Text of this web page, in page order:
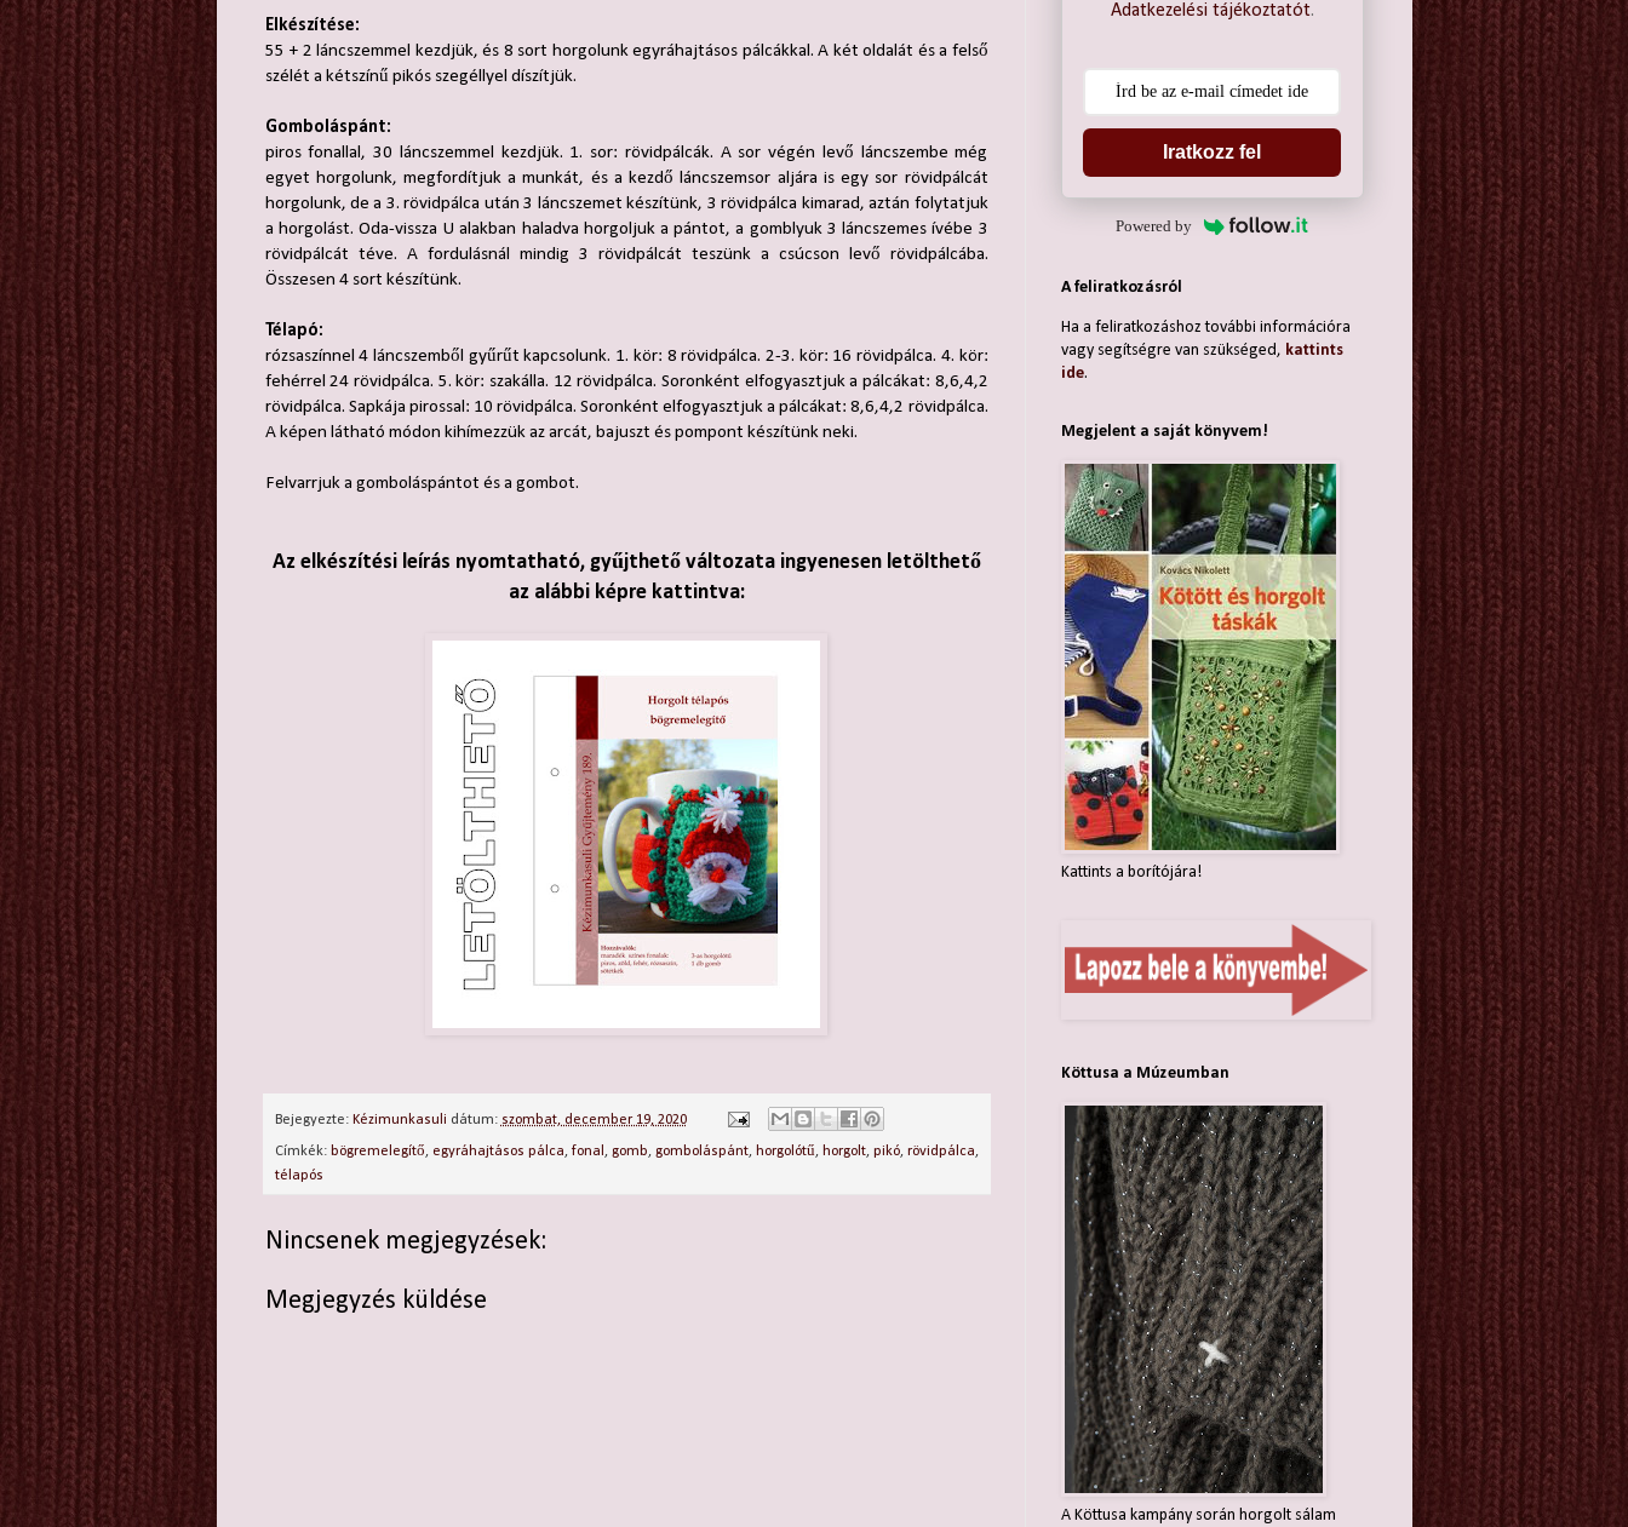
Elkészítése:
55 + 2 láncszemmel kezdjük, és 8 sort horgolunk egyráhajtásos pálcákkal. A két oldalát és a felső
szélét a kétszínű pikós szegéllyel díszítjük.
Gomboláspánt:
piros fonallal, 30 láncszemmel kezdjük. 1. sor: rövidpálcák. A sor végén levő láncszembe még
egyet horgolunk, megfordítjuk a munkát, és a kezdő láncszemsor aljára is egy sor rövidpálcát
horgolunk, de a 3. rövidpálca után 3 láncszemet készítünk, 3 rövidpálca kimarad, aztán folytatjuk
a horgolást. Oda-vissza U alakban haladva horgoljuk a pántot, a gomblyuk 3 láncszemes ívébe 3
rövidpálcát téve. A fordulásnál mindig 3 rövidpálcát teszünk a csúcson levő rövidpálcába.
Összesen 4 sort készítünk.
Télapó:
rózsaszínnel 4 láncszemből gyűrűt kapcsolunk. 1. kör: 8 rövidpálca. 2-3. kör: 16 rövidpálca. 4. kör:
fehérrel 24 rövidpálca. 5. kör: szakálla. 12 rövidpálca. Soronként elfogyasztjuk a pálcákat: 8,6,4,2
rövidpálca. Sapkája pirossal: 10 rövidpálca. Soronként elfogyasztjuk a pálcákat: 8,6,4,2 rövidpálca.
A képen látható módon kihímezzük az arcát, bajuszt és pompont készítünk neki.
Felvarrjuk a gomboláspántot és a gombot.
Az elkészítési leírás nyomtatható, gyűjthető változata ingyenesen letölthető
az alábbi képre kattintva:
Bejegyezte: Kézimunkasuli dátum: szombat, december 19, 2020
Címkék: bögremelegítő, egyráhajtásos pálca, fonal, gomb, gomboláspánt, horgolótű, horgolt, pikó, rövidpálca,
télapós
Nincsenek megjegyzések:
Megjegyzés küldése
Adatkezelési tájékoztatót.
Iratkozz fel
Powered by
A feliratkozásról
Ha a feliratkozáshoz további információra
vagy segítségre van szükséged, kattints
ide.
Megjelent a saját könyvem!
Kattints a borítójára!
Köttusa a Múzeumban
A Köttusa kampány során horgolt sálam